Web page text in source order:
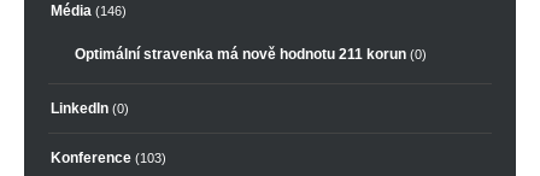
Média (146)
Optimální stravenka má nově hodnotu 211 korun (0)
LinkedIn (0)
Konference (103)